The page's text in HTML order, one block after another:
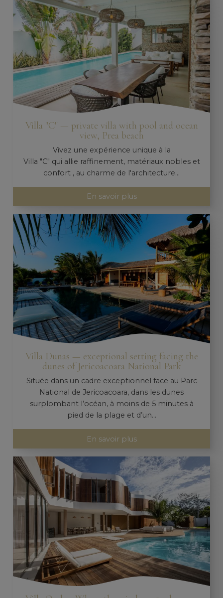
Villa "C" — private villa with pool and ocean
view, Prea beach
Vivez une expérience unique à la
Villa "C" qui allie raffinement, matériaux nobles et
confort , au charme de l'architecture...
En savoir plus
Villa Dunas — exceptional setting facing the
dunes of Jericoacoara National Park
Située dans un cadre exceptionnel face au Parc
National de Jericoacoara, dans les dunes
surplombant l’océan, à moins de 5 minutes à
pied de la plage et d’un...
En savoir plus